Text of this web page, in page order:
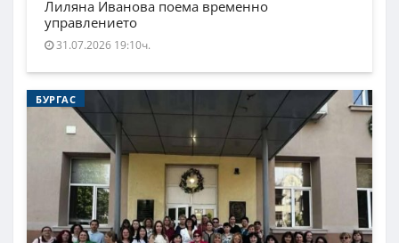
Лиляна Иванова поема временно
управлението
31.07.2026 19:10ч.
БУРГАС